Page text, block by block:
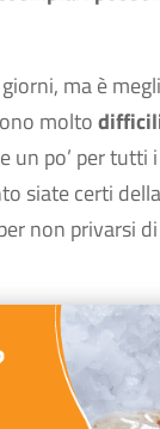
ma è
molto
po’ per
siate certi
non privarsi